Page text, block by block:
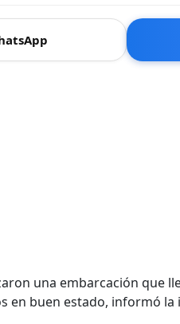
una embarcación que
en buen estado, informó